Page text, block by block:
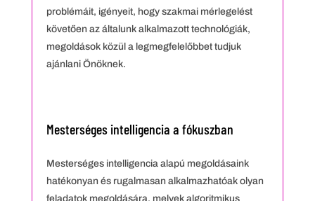
problémáit, igényeit, hogy szakmai mérlegelést
követően az általunk alkalmazott technológiák,
megoldások közül a legmegfelelőbbet tudjuk
ajánlani Önöknek.
Mesterséges intelligencia a fókuszban
Mesterséges intelligencia alapú megoldásaink
hatékonyan és rugalmasan alkalmazhatóak olyan
feladatok megoldására, melyek algoritmikus